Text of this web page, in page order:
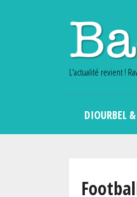
L'actualité revient !
DIOURBEL